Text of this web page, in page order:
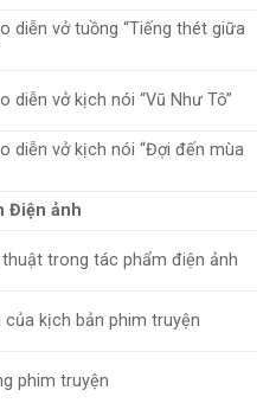
diễn vở tuồng “Tiếng thét giữa
diễn vở kịch nói “Vũ Như Tô”
diễn vở kịch nói “Đợi đến mùa
Điện ảnh
trong tác phẩm điện ảnh
của kịch bản phim truyện
phim truyện